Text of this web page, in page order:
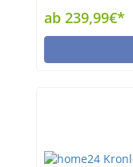
ab 239,99€*